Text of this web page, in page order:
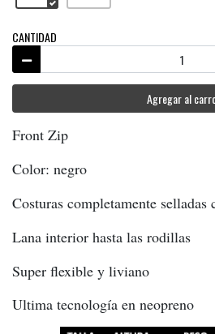
CANTIDAD
Agregar al
Front Zip
Color: negro
Costuras completamente
Lana interior hasta las rodillas
Super flexible y liviano
Ultima tecnología en neopreno